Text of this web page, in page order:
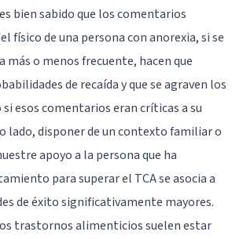
bien sabido que los comentarios
físico de una persona con anorexia, si se
más o menos frecuente, hacen que
de recaída y que se agraven los
esos comentarios eran críticas a su
lado, disponer de un contexto familiar o
apoyo a la persona que ha
para superar el TCA se asocia a
de éxito significativamente mayores.
trastornos alimenticios suelen estar